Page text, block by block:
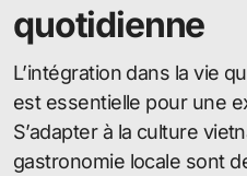
quotidienne
L’intégration dans la vie
est essentielle pour une
S’adapter à la culture
gastronomie locale sont